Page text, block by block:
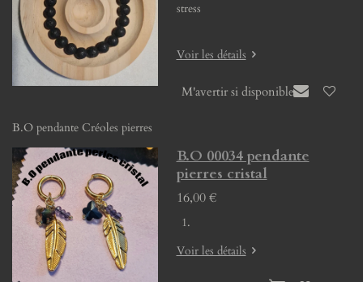
stress
Voir les détails
M'avertir si disponible
B.O pendante Créoles pierres
B.O 00034 pendante
pierres cristal
16,00 €
Voir les détails